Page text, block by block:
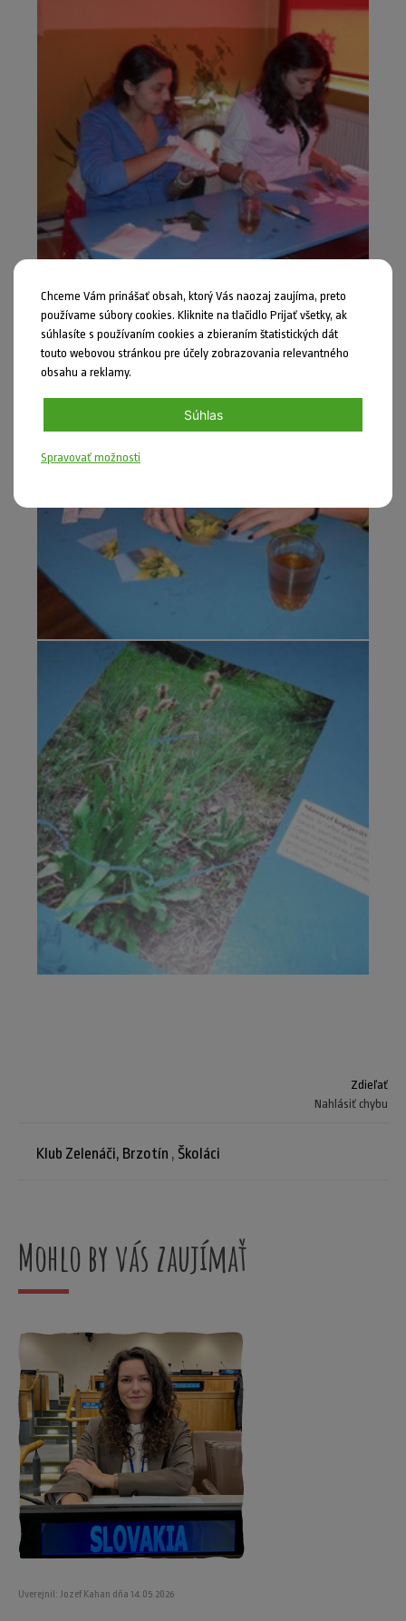
Zdieľať
Nahlásiť chybu
Klub Zelenáči, Brzotín , Školáci
Mohlo by vás zaujímať
Uverejnil: Jozef Kahan dňa 14.05.2026
Chceme Vám prinášať obsah, ktorý Vás naozaj zaujíma, preto
používame súbory cookies. Kliknite na tlačidlo Prijať všetky, ak
súhlasíte s používaním cookies a zbieraním štatistických dát
touto webovou stránkou pre účely zobrazovania relevantného
obsahu a reklamy.
Súhlas
Spravovať možnosti